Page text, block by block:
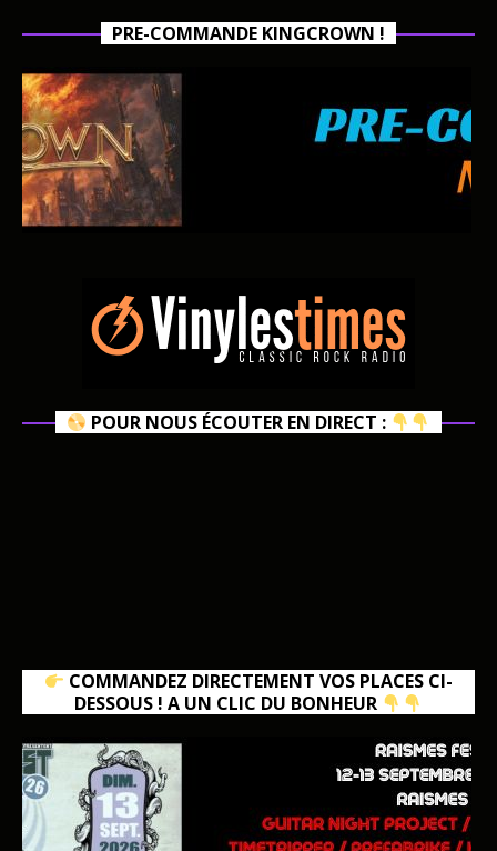
PRE-COMMANDE KINGCROWN !
POUR NOUS ÉCOUTER EN DIRECT :
COMMANDEZ DIRECTEMENT VOS PLACES CI-
DESSOUS ! A UN CLIC DU BONHEUR